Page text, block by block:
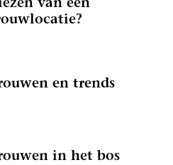
van een
en trends
in het bos